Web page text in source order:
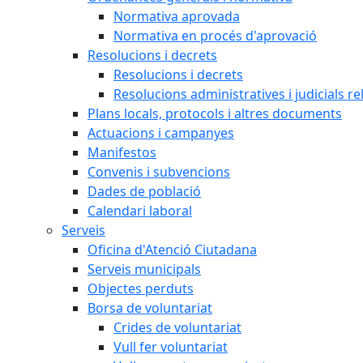
Normativa aprovada
Normativa en procés d'aprovació
Resolucions i decrets
Resolucions i decrets
Resolucions administratives i judicials
Plans locals, protocols i altres documents
Actuacions i campanyes
Manifestos
Convenis i subvencions
Dades de població
Calendari laboral
Serveis
Oficina d'Atenció Ciutadana
Serveis municipals
Objectes perduts
Borsa de voluntariat
Crides de voluntariat
Vull fer voluntariat